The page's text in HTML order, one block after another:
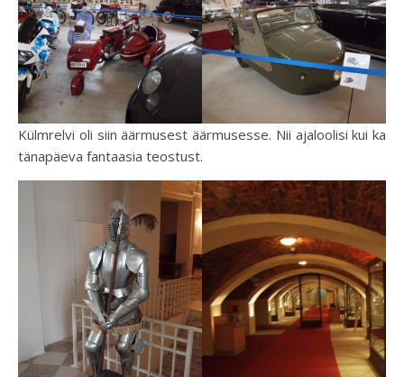
Külmrelvi oli siin äärmusest äärmusesse. Nii ajaloolisi kui ka
tänapäeva fantaasia teostust.